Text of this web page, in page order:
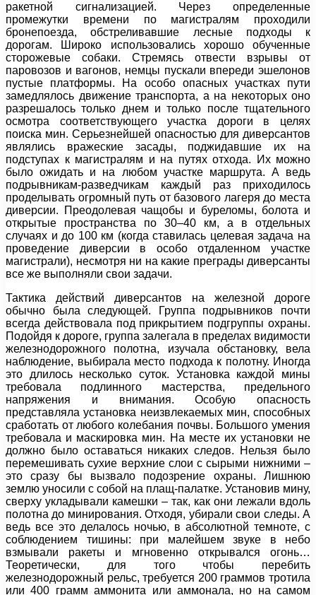
ракетной сигнализацией. Через определенные
промежутки времени по магистралям проходили
бронепоезда, обстреливавшие лесные подходы к
дорогам. Широко использовались хорошо обученные
сторожевые собаки. Стремясь отвести взрывы от
паровозов и вагонов, немцы пускали впереди эшелонов
пустые платформы. На особо опасных участках пути
замедлялось движение транспорта, а на некоторых оно
разрешалось только днем и только после тщательного
осмотра соответствующего участка дороги в целях
поиска мин. Серьезнейшей опасностью для диверсантов
являлись вражеские засады, поджидавшие их на
подступах к магистралям и на путях отхода. Их можно
было ожидать и на любом участке маршрута. А ведь
подрывникам-разведчикам каждый раз приходилось
проделывать огромный путь от базового лагеря до места
диверсии. Преодолевая чащобы и буреломы, болота и
открытые пространства по 30–40 км, а в отдельных
случаях и до 100 км (когда ставилась целевая задача на
проведение диверсии в особо отдаленном участке
магистрали), несмотря ни на какие преграды диверсанты
все же выполняли свои задачи.
Тактика действий диверсантов на железной дороге
обычно была следующей. Группа подрывников почти
всегда действовала под прикрытием подгруппы охраны.
Подойдя к дороге, группа залегала в пределах видимости
железнодорожного полотна, изучала обстановку, вела
наблюдение, выбирала место подхода к полотну. Иногда
это длилось несколько суток. Установка каждой мины
требовала подлинного мастерства, предельного
напряжения и внимания. Особую опасность
представляла установка неизвлекаемых мин, способных
сработать от любого колебания почвы. Большого умения
требовала и маскировка мин. На месте их установки не
должно было оставаться никаких следов. Нельзя было
перемешивать сухие верхние слои с сырыми нижними –
это сразу бы вызвало подозрение охраны. Лишнюю
землю уносили с собой на плащ-палатке. Установив мину,
сверху укладывали камешки – так, как они лежали вдоль
полотна до минирования. Отходя, убирали свои следы. А
ведь все это делалось ночью, в абсолютной темноте, с
соблюдением тишины: при малейшем звуке в небо
взмывали ракеты и мгновенно открывался огонь…
Теоретически, для того чтобы перебить
железнодорожный рельс, требуется 200 граммов тротила
или 400 грамм аммонита или аммонала, но на самом